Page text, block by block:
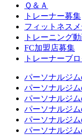
Ｑ＆Ａ
トレーナー募集
フィットネス
トレーニング
FC加盟店募集
トレーナーブ
パーソナルジ
パーソナルジ
パーソナルジ
パーソナルジ
パーソナルジ
パーソナルジ